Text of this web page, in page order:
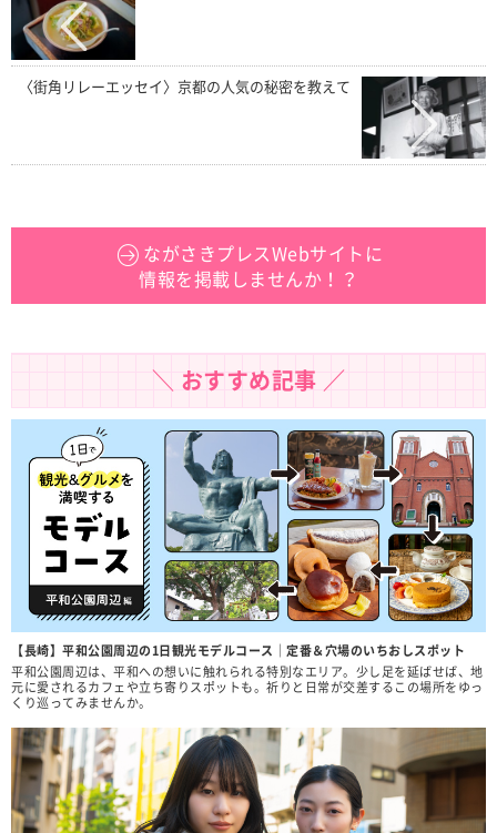
〈街角リレーエッセイ〉京都の人気の秘密を教えて
ながさきプレスWebサイトに
情報を掲載しませんか！？
＼ おすすめ記事 ／
【長崎】平和公園周辺の1日観光モデルコース｜定番＆穴場のいちおしスポット
平和公園周辺は、平和への想いに触れられる特別なエリア。少し足を延ばせば、地
元に愛されるカフェや立ち寄りスポットも。祈りと日常が交差するこの場所をゆっ
くり巡ってみませんか。